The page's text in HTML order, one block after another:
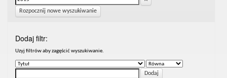
Rozpocznij nowe wyszukiwanie
Dodaj filtr:
Uzyj filtrów aby zagęścić wyszukiwanie.